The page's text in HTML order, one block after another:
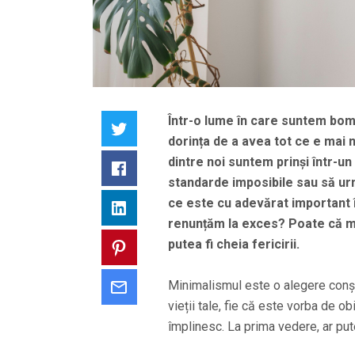
Facebook
LinkedIn
Pinterest
Într-o lume în care suntem
dorința de a avea tot ce e mai
dintre noi suntem prinși într-
standarde imposibile sau să
ce este cu adevărat important
renunțăm la exces? Poate că
putea fi cheia fericirii.
Minimalismul este o alegere
vieții tale, fie că este vorba de
împlinesc. La prima vedere, ar